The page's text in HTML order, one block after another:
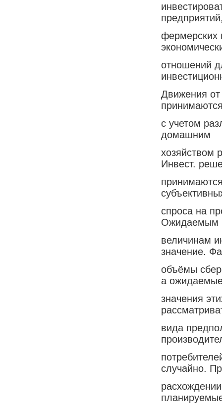
фермерских
отношений
Движения
с учетом
домашним
хозяйством
Инвест.
спроса на
Ожидаемым
величинам
значение.
объёмы
а
значения
вида
случайно.